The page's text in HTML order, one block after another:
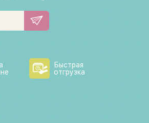
Быстрая
отгрузка